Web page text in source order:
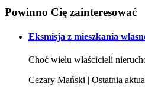
Powinno Cię zainteresować
Eksmisja z mieszkania
Choć wielu właścicieli
Cezary Mański | Ostatnia